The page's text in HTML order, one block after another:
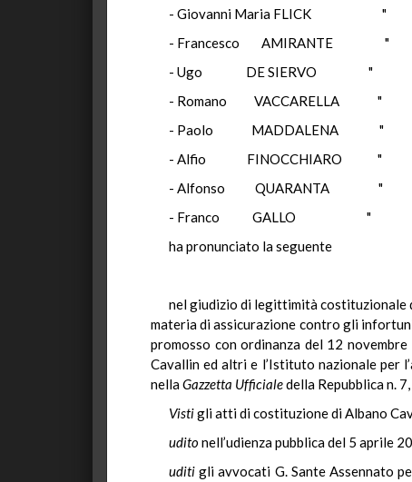
- Giovanni Maria FLICK "
- Francesco AMIRANTE "
- Ugo DE SIERVO "
- Romano VACCARELLA "
- Paolo MADDALENA "
- Alfio FINOCCHIARO "
- Alfonso QUARANTA "
- Franco GALLO "
ha pronunciato la seguente
nel giudizio di legittimità costituzionale
materia di assicurazione contro gli
promosso con ordinanza del 12
Cavallin ed altri e l’Istituto nazionale per
nellaGazzetta Ufficialedella Repubblica n.
Vistigli atti di costituzione di Albano
uditonell’udienza pubblica del 5 aprile
uditi gli avvocati G. Sante Assennato